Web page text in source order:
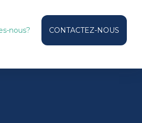
nous? CONTACTEZ-NOUS